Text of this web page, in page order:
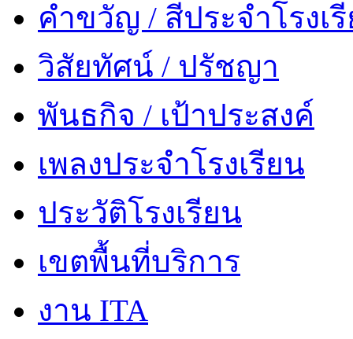
คำขวัญ / สีประจำโรงเ
วิสัยทัศน์ / ปรัชญา
พันธกิจ / เป้าประสงค์
เพลงประจำโรงเรียน
ประวัติโรงเรียน
เขตพื้นที่บริการ
งาน ITA